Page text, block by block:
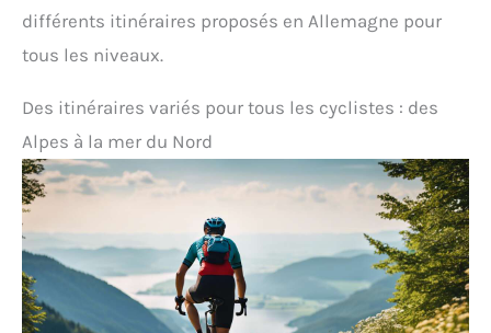
différents itinéraires proposés en Allemagne pour
tous les niveaux.
Des itinéraires variés pour tous les cyclistes : des
Alpes à la mer du Nord